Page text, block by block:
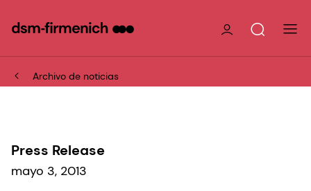
Archivo de noticias
Press Release
mayo 3, 2013